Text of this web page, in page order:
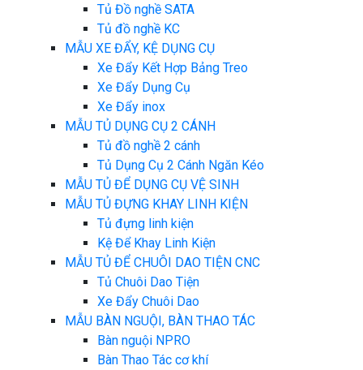
Tủ Đồ nghề SATA
Tủ đồ nghề KC
MẪU XE ĐẨY, KỆ DỤNG CỤ
Xe Đẩy Kết Hợp Bảng Treo
Xe Đẩy Dụng Cụ
Xe Đẩy inox
MẪU TỦ DỤNG CỤ 2 CÁNH
Tủ đồ nghề 2 cánh
Tủ Dụng Cụ 2 Cánh Ngăn Kéo
MẪU TỦ ĐỂ DỤNG CỤ VỆ SINH
MẪU TỦ ĐỰNG KHAY LINH KIỆN
Tủ đựng linh kiện
Kệ Để Khay Linh Kiện
MẪU TỦ ĐỂ CHUÔI DAO TIỆN CNC
Tủ Chuôi Dao Tiện
Xe Đẩy Chuôi Dao
MẪU BÀN NGUỘI, BÀN THAO TÁC
Bàn nguội NPRO
Bàn Thao Tác cơ khí